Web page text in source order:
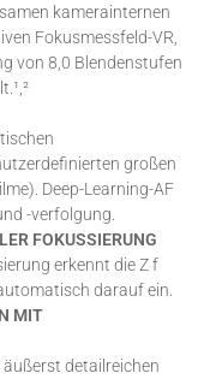
kamerainternen
Fokusmessfeld-VR,
von 8,0 Blendenstufen
großen
Deep-Learning-AF
-verfolgung.
FOKUSSIERUNG
erkennt die Z f
darauf ein.
MIT
detailreichen